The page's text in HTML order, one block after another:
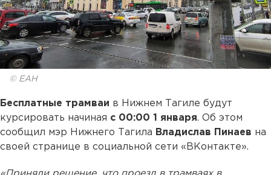
© ЕАН
Бесплатные трамваи в Нижнем Тагиле будут
курсировать начиная с 00:00 1 января. Об этом
сообщил мэр Нижнего Тагила Владислав Пинаев на
своей странице в социальной сети «ВКонтакте».